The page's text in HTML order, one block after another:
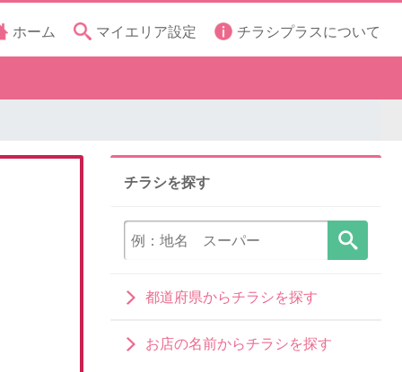
ホーム マイエリア設定 チラシプラスについて
チラシを探す
都道府県からチラシを探す
お店の名前からチラシを探す